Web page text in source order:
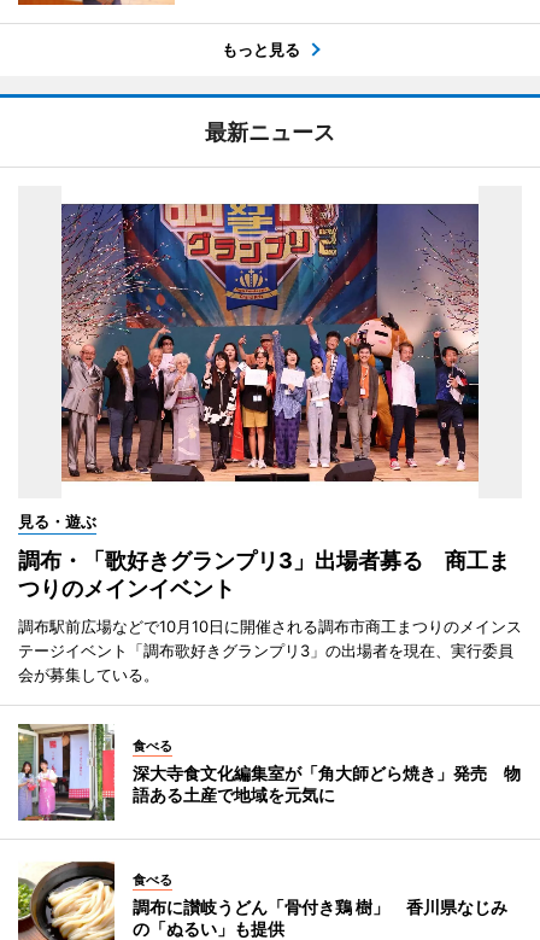
もっと見る
最新ニュース
見る・遊ぶ
調布・「歌好きグランプリ3」出場者募る 商工ま
つりのメインイベント
調布駅前広場などで10月10日に開催される調布市商工まつりのメインス
テージイベント「調布歌好きグランプリ3」の出場者を現在、実行委員
会が募集している。
食べる
深大寺食文化編集室が「角大師どら焼き」発売 物
語ある土産で地域を元気に
食べる
調布に讃岐うどん「骨付き鶏 樹」 香川県なじみ
の「ぬるい」も提供